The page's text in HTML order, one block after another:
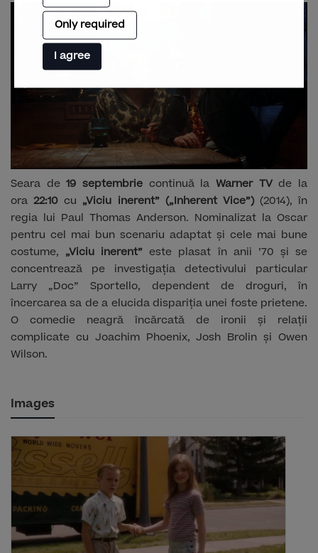
Only required
I agree
Seara de19 septembrie continuă la Warner TV de la
ora22:10 cu „Viciu inerent” („Inherent Vice”)(2014), în
regia lui Paul Thomas Anderson. Nominalizat la Oscar
pentru cel mai bun scenariu adaptat și cele mai bune
costume, „Viciu inerent” este plasat în anii ’70 și se
concentrează pe investigația detectivului particular
Larry „Doc” Sportello, dependent de droguri, în
încercarea sa de a elucida dispariția unei foste prietene.
O comedie neagră încărcată de ironii și relații
complicate cu Joachim Phoenix, Josh Brolin și Owen
Wilson.
Images